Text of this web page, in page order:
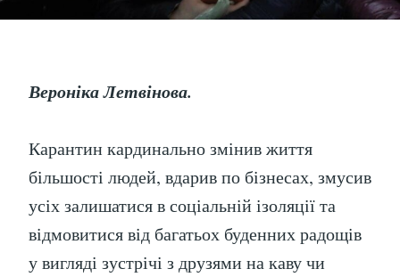
Вероніка Летвінова.
Карантин кардинально змінив життя
більшості людей, вдарив по бізнесах, змусив
усіх залишатися в соціальній ізоляції та
відмовитися від багатьох буденних радощів
у вигляді зустрічі з друзями на каву чи